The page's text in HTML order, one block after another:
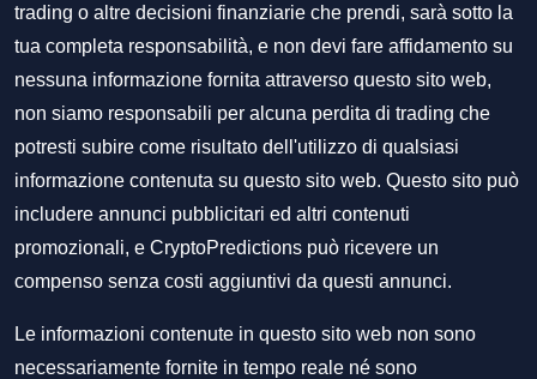
trading o altre decisioni finanziarie che prendi, sarà sotto la
tua completa responsabilità, e non devi fare affidamento su
nessuna informazione fornita attraverso questo sito web,
non siamo responsabili per alcuna perdita di trading che
potresti subire come risultato dell'utilizzo di qualsiasi
informazione contenuta su questo sito web. Questo sito può
includere annunci pubblicitari ed altri contenuti
promozionali, e CryptoPredictions può ricevere un
compenso senza costi aggiuntivi da questi annunci.
Le informazioni contenute in questo sito web non sono
necessariamente fornite in tempo reale né sono